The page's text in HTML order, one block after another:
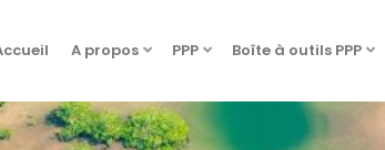
A propos PPP Boîte à outils PPP